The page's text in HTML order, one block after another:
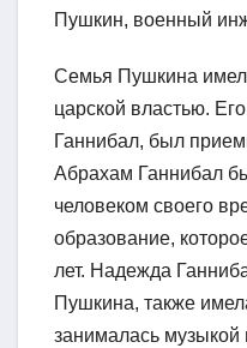
Пушкин, военный
Семья Пушкина
царской властью.
Ганнибал, был
Абрахам Ганнибал
человеком своего
образование,
лет. Надежда
Пушкина, также
занималась